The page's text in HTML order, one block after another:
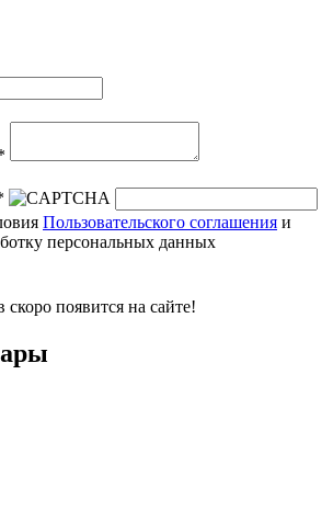
Пользовательского соглашения и
персональных данных
появится на сайте!